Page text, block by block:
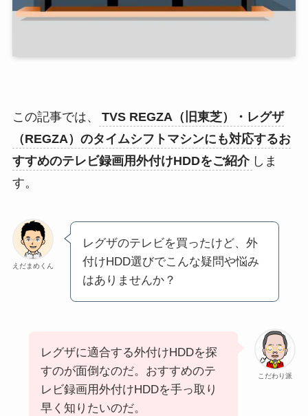
この記事では、
TVS REGZA（旧東芝）・レグザ
（REGZA）のタイムシフトマシンにも対応するお
すすめのテレビ録画用外付けHDDをご紹介 しま
す。
えだまめくん
レグザのテレビを買ったけど、外
付けHDD選びでこんな疑問や悩み
はありませんか？
こだわり派
レグザに適合する外付けHDDを探
すのが面倒なのだ。おすすめのテ
レビ録画用外付けHDDを手っ取り
早く知りたいのだ。